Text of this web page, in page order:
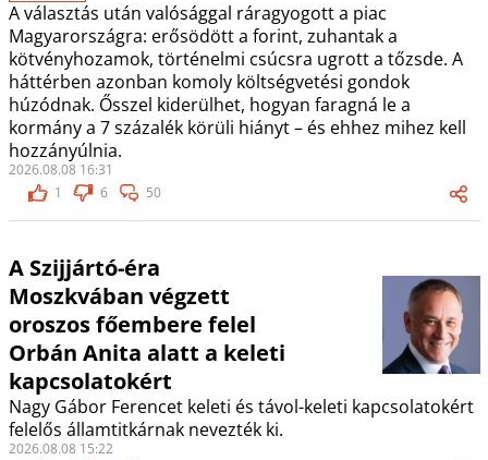
A választás után valósággal ráragyogott a piac
Magyarországra: erősödött a forint, zuhantak a
kötvényhozamok, történelmi csúcsra ugrott a tőzsde. A
háttérben azonban komoly költségvetési gondok
húzódnak. Ősszel kiderülhet, hogyan faragná le a
kormány a 7 százalék körüli hiányt – és ehhez mihez kell
hozzányúlnia.
2026.08.08 16:31
1
6 50
A Szijjártó-éra
Moszkvában végzett
oroszos főembere felel
Orbán Anita alatt a keleti
kapcsolatokért
Nagy Gábor Ferencet keleti és távol-keleti kapcsolatokért
felelős államtitkárnak nevezték ki.
2026.08.08 15:22